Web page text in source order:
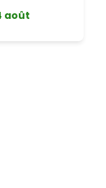
août